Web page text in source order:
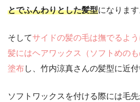
とでふんわりとした髪型になります
そしてサイドの髪の毛は撫でるよ
髪にはヘアワックス（ソフトめの
塗布し、竹内涼真さんの髪型に近付
ソフトワックスを付ける際には毛